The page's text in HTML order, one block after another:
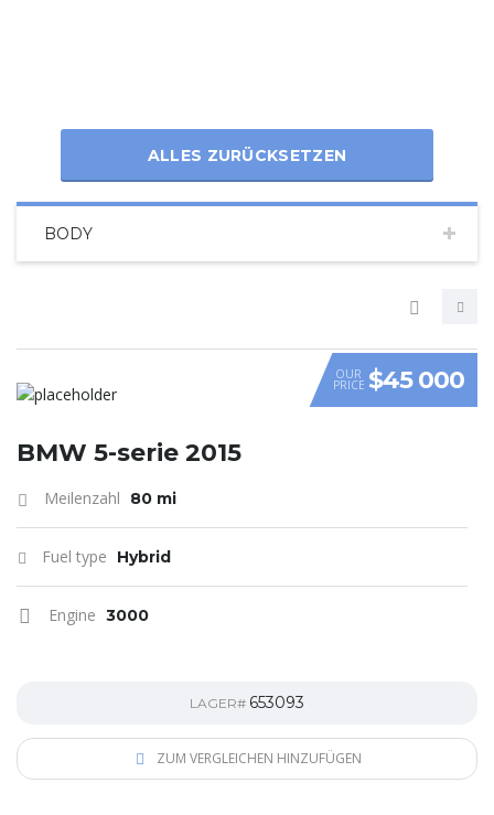
ALLES ZURÜCKSETZEN
BODY
VIDEO
OUR
PRICE $45 000
BMW 5-serie 2015
Meilenzahl 80 mi
Fuel type Hybrid
Engine 3000
LAGER# 653093
ZUM VERGLEICHEN HINZUFÜGEN